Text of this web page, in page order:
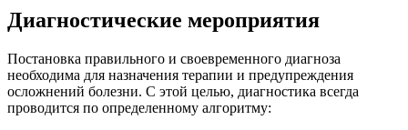
Диагностические мероприятия
Постановка правильного и своевременного диагноза
необходима для назначения терапии и предупреждения
осложнений болезни. С этой целью, диагностика всегда
проводится по определенному алгоритму: